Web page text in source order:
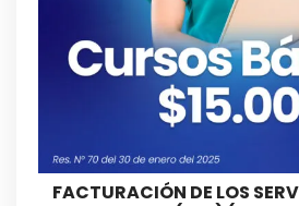
FACTURACIÓN DE LOS